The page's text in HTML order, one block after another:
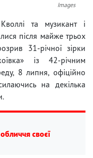
Images
та музикант і
після майже трьох
31-річної зірки
із 42-річним
8 липня, офіційно
на декілька
своєї